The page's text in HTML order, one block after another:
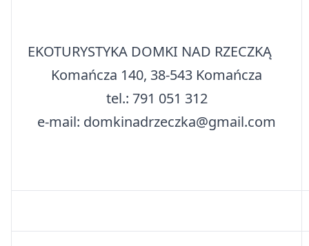
EKOTURYSTYKA DOMKI NAD RZECZKĄ
Komańcza 140, 38-543 Komańcza
tel.: 791 051 312
e-mail: domkinadrzeczka@gmail.com